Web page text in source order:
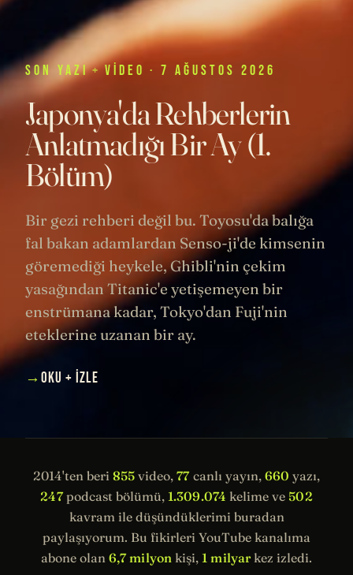
SON YAZI + VIDEO · 7 AĞUSTOS 2026
Japonya'da Rehberlerin
Anlatmadığı Bir Ay (1.
Bölüm)
Bir gezi rehberi değil bu. Toyosu'da balığa
fal bakan adamlardan Senso-ji'de kimsenin
göremediği heykele, Ghibli'nin çekim
yasağından Titanic'e yetişemeyen bir
enstrümana kadar, Tokyo'dan Fuji'nin
eteklerine uzanan bir ay.
→ OKU + İZLE
2014'ten beri 855 video,77canlı yayın, 660 yazı,
247podcast bölümü, 1.309.074 kelime ve 502
kavram ile düşündüklerimi buradan
paylaşıyorum. Bu fikirleri YouTube kanalıma
abone olan 6,7 milyon kişi, 1 milyarkez izledi.